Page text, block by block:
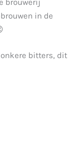
in de
bitters, dit